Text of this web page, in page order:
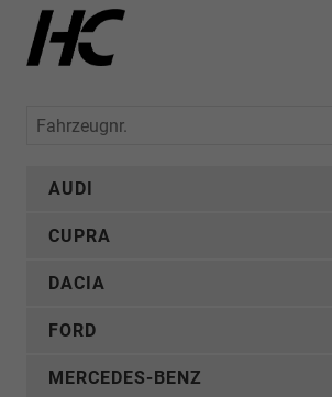
Fahrzeugnr.
AUDI
CUPRA
DACIA
FORD
MERCEDES-BENZ